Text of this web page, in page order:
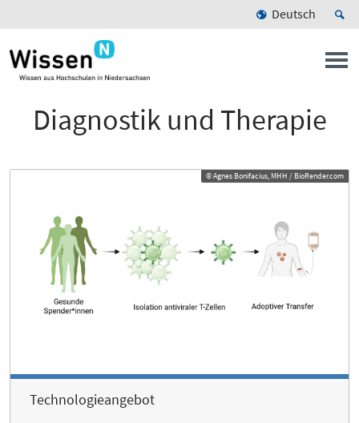
Deutsch
Diagnostik und Therapie
© Agnes Bonifacius, MHH / BioRender.com
Technologieangebot